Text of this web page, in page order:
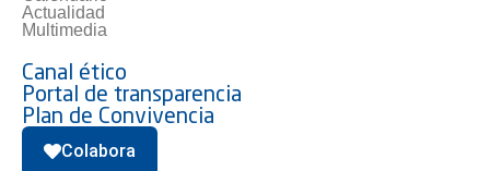
Actualidad
Multimedia
Canal ético
Portal de transparencia
Plan de Convivencia
Colabora